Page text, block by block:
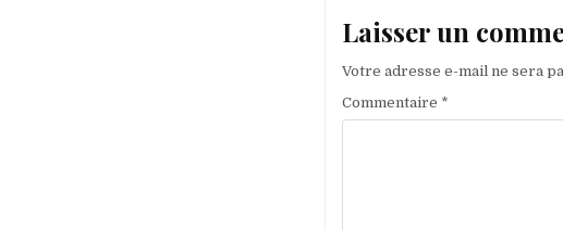
Laisser un
Votre adresse e-mail ne sera
Commentaire *